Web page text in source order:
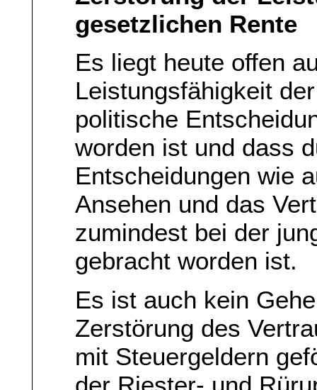
gesetzlichen Rente
Es liegt heute offen
Leistungsfähigkeit
politische
worden ist und dass
Entscheidungen wie
Ansehen und das
zumindest bei der
gebracht worden ist.
Es ist auch kein
Zerstörung des
mit Steuergeldern
der Riester- und